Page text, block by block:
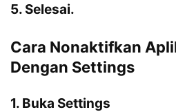
5. Selesai.
Cara Nonaktifkan
Dengan Settings
1. Buka Settings